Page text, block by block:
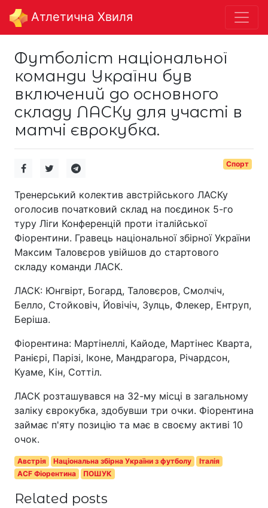
Aтлетична Хвиля
Футболіст національної
команди України був
включений до основного
складу ЛАСКу для участі в
матчі єврокубка.
Спорт
Тренерський колектив австрійського ЛАСКу
оголосив початковий склад на поєдинок 5-го
туру Ліги Конференцій проти італійської
Фіорентини. Гравець національної збірної України
Максим Таловєров увійшов до стартового
складу команди ЛАСК.
ЛАСК: Юнгвірт, Богард, Таловєров, Смолчіч,
Белло, Стойковіч, Йовічіч, Зулць, Флекер, Ентруп,
Беріша.
Фіорентина: Мартінеллі, Кайоде, Мартінес Кварта,
Ранієрі, Парізі, Іконе, Мандрагора, Річардсон,
Куаме, Кін, Соттіл.
ЛАСК розташувався на 32-му місці в загальному
заліку єврокубка, здобувши три очки. Фіорентина
займає п'яту позицію та має в своєму активі 10
очок.
Австрія Національна збірна України з футболу
Італія
ACF Фіорентина
ПОШУК
Related posts